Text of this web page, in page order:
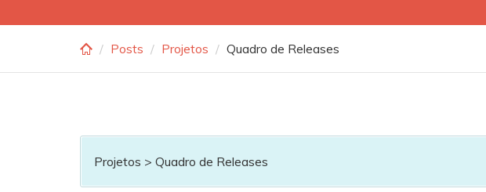
Posts Projetos Quadro de Releases
Projetos > Quadro de Releases